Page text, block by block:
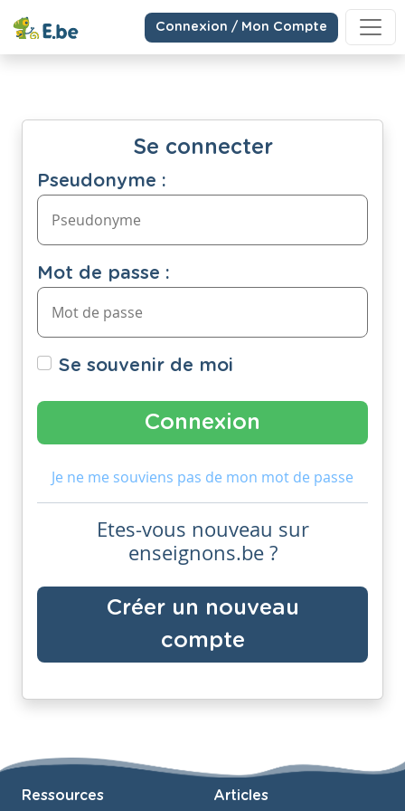
Connexion / Mon Compte
Se connecter
Pseudonyme :
Mot de passe :
Se souvenir de moi
Je ne me souviens pas de mon mot de passe
Etes-vous nouveau sur
enseignons.be ?
Créer un nouveau
compte
Ressources Articles